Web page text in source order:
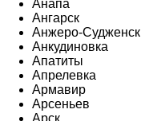
Анапа
Ангарск
Анжеро-Судженск
Анкудиновка
Апатиты
Апрелевка
Армавир
Арсеньев
Арск